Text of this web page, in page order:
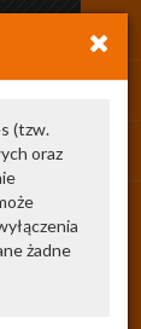
(tzw.
oraz
żadne